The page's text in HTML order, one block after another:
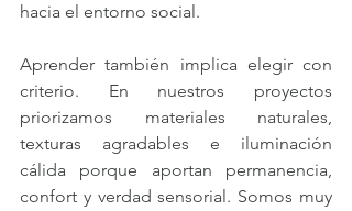
hacia el entorno social.
Aprender también implica elegir con
criterio. En nuestros proyectos
priorizamos materiales naturales,
texturas agradables e iluminación
cálida porque aportan permanencia,
confort y verdad sensorial. Somos muy